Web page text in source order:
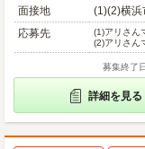
面接地
(1)(2)横浜
応募先
(1)アリさん
(2)アリさん
募集終了
詳細を見る